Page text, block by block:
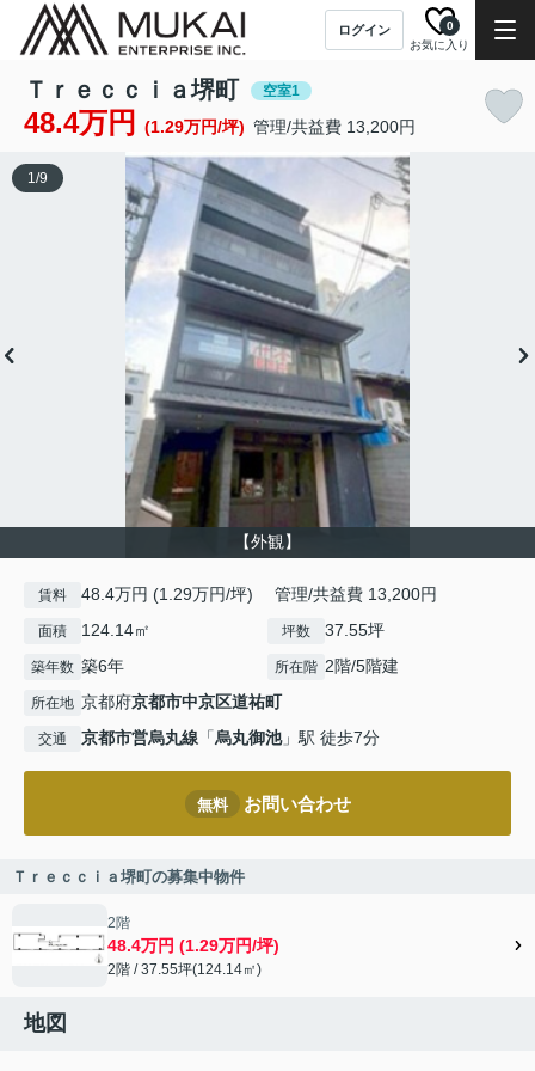
ログイン
お気に入り
0
Ｔｒｅｃｃｉａ堺町 空室1
48.4万円 (1.29万円/坪) 管理/共益費 13,200円
【外観】
1/9
賃料 48.4万円 (1.29万円/坪) 管理/共益費 13,200円
面積 124.14㎡ 坪数 37.55坪
築年数 築6年 所在階 2階/5階建
所在地 京都府京都市中京区道祐町
交通 京都市営烏丸線 「烏丸御池」駅 徒歩7分
無料 お問い合わせ
Ｔｒｅｃｃｉａ堺町の募集中物件
2階
48.4万円 (1.29万円/坪)
2階 / 37.55坪(124.14㎡)
地図